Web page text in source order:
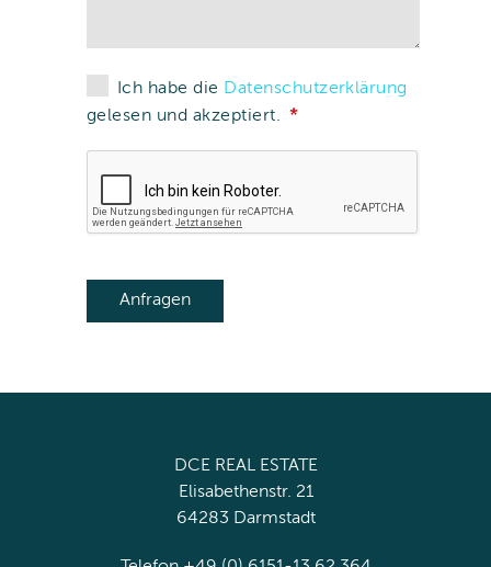
Ich habe die Datenschutzerklärung
gelesen und akzeptiert.
DCE REAL ESTATE
Elisabethenstr. 21
64283 Darmstadt